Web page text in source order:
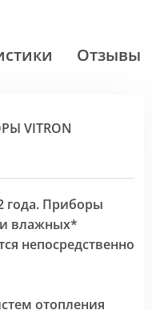
Отзывы
VITRON
года. Приборы
и влажных*
непосредственно
отопления